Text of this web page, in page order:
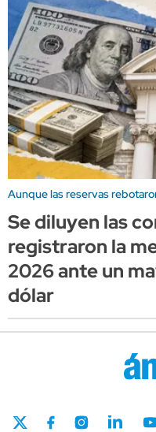
Aunque las reservas
Se diluyen las
registraron la
2026 ante un
dólar